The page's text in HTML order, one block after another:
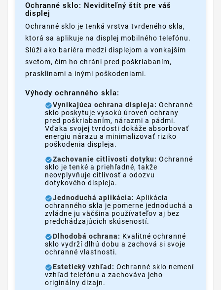
Ochranné sklo: Neviditeľný štít pre váš
displej
Ochranné sklo je tenká vrstva tvrdeného skla,
ktorá sa aplikuje na displej mobilného telefónu.
Slúži ako bariéra medzi displejom a vonkajším
svetom, čím ho chráni pred poškriabaním,
prasklinami a inými poškodeniami.
Výhody ochranného skla:
Vynikajúca ochrana displeja: Ochranné
sklo poskytuje vysokú úroveň ochrany
pred poškriabaním, nárazmi a pádmi.
Vďaka svojej tvrdosti dokáže absorbovať
energiu nárazu a minimalizovať riziko
poškodenia displeja.
Zachovanie citlivosti dotyku: Ochranné
sklo je tenké a priehľadné, takže
neovplyvňuje citlivosť a odozvu
dotykového displeja.
Jednoduchá aplikácia: Aplikácia
ochranného skla je pomerne jednoduchá a
zvládne ju väčšina používateľov aj bez
predchádzajúcich skúseností.
Dlhodobá ochrana: Kvalitné ochranné
sklo vydrží dlhú dobu a zachová si svoje
ochranné vlastnosti.
Estetický vzhľad: Ochranné sklo nemení
vzhľad telefónu a zachováva jeho
originálny dizajn.